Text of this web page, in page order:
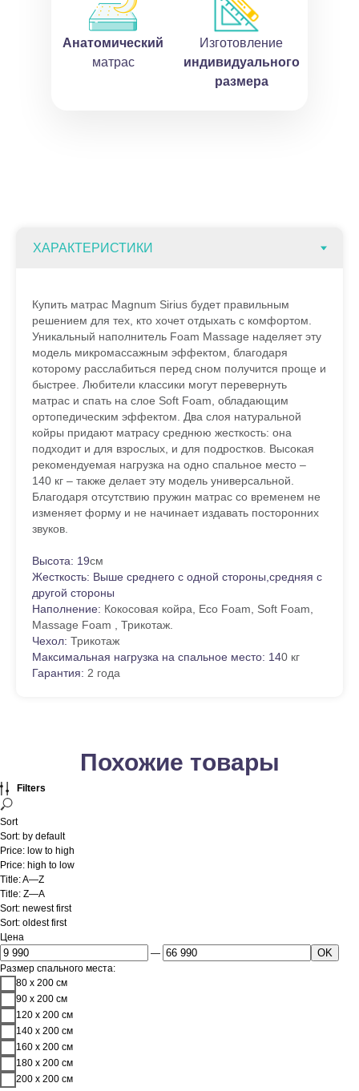
Анатомический
матрас
Изготовление
индивидуального
размера
Купить матрас Magnum Sirius будет правильным
решением для тех, кто хочет отдыхать с комфортом.
Уникальный наполнитель Foam Massage наделяет эту
модель микромассажным эффектом, благодаря
которому расслабиться перед сном получится проще и
быстрее. Любители классики могут перевернуть
матрас и спать на слое Soft Foam, обладающим
ортопедическим эффектом. Два слоя натуральной
койры придают матрасу среднюю жесткость: она
подходит и для взрослых, и для подростков. Высокая
рекомендуемая нагрузка на одно спальное место –
140 кг – также делает эту модель универсальной.
Благодаря отсутствию пружин матрас со временем не
изменяет форму и не начинает издавать посторонних
звуков.
Высота: 19см
Жесткость: Выше среднего с одной стороны,средняя с
другой стороны
Наполнение: Кокосовая койра, Eco Foam, Soft Foam,
Massage Foam , Трикотаж.
Чехол: Трикотаж
Максимальная нагрузка на спальное место: 140 кг
Гарантия: 2 года
Похожие товары
Filters
Sort
Sort: by default
Price: low to high
Price: high to low
Title: A—Z
Title: Z—A
Sort: newest first
Sort: oldest first
Цена
—
OK
Размер спального места:
80 х 200 см
90 х 200 см
120 х 200 см
140 х 200 см
160 х 200 см
180 х 200 см
200 х 200 см